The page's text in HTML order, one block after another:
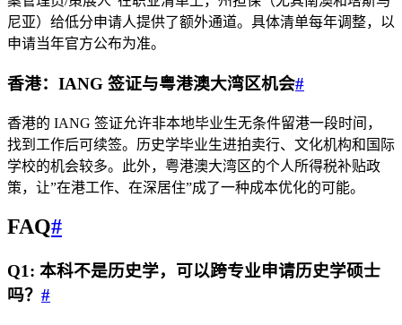
尼亚）给低分申请人提供了额外通道。具体清单每年调整，以
申请当年官方公布为准。
香港：IANG 签证与粤港澳大湾区机会#
香港的 IANG 签证允许非本地毕业生无条件留港一段时间，
找到工作后可续签。历史学毕业生进拍卖行、文化机构和国际
学校的机会较多。此外，粤港澳大湾区的个人所得税补贴政
策，让”在港工作、在深居住”成了一种成本优化的可能。
FAQ#
Q1: 本科不是历史学，可以跨专业申请历史学硕士
吗？ #